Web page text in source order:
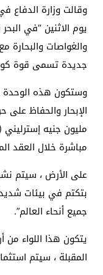
وقالت وزارة الدفاع
يوم الاثنين “في
والغواصات والبحارة
جديدة تسمى قوة
وستكون هذه الوحدة
مباشرة خلال العقد
على الأرض ، سيتم
بتكتم في بيئات
جميع أنحاء العالم”.
يتكون هذا اللواء من
المقبلة ، سيتم استثمار 120 مليون جنيه في هذا